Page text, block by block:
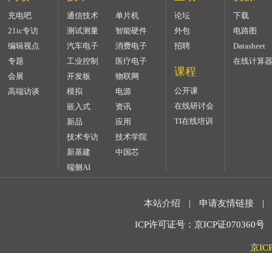
充电吧
21ic专访
编辑视点
专题
会展
高端访谈
通信技术
单片机
测试测量
智能硬件
汽车电子
消费电子
工业控制
医疗电子
开发板
物联网
模拟
电源
嵌入式
资讯
新品
应用
技术专访
技术学院
新基建
中国芯
端侧AI
论坛
外包
招聘
课程
公开课
在线研讨会
TI在线培训
下载
电路图
Datasheet
在线计算器
本站介绍 | 申请友情链接 |
ICP许可证号：京ICP证070360
京